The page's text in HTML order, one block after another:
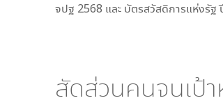
จปฐ 2568 และ บัตรสวัสดิการแห่งรัฐ
สัดส่วนคนจนเป้